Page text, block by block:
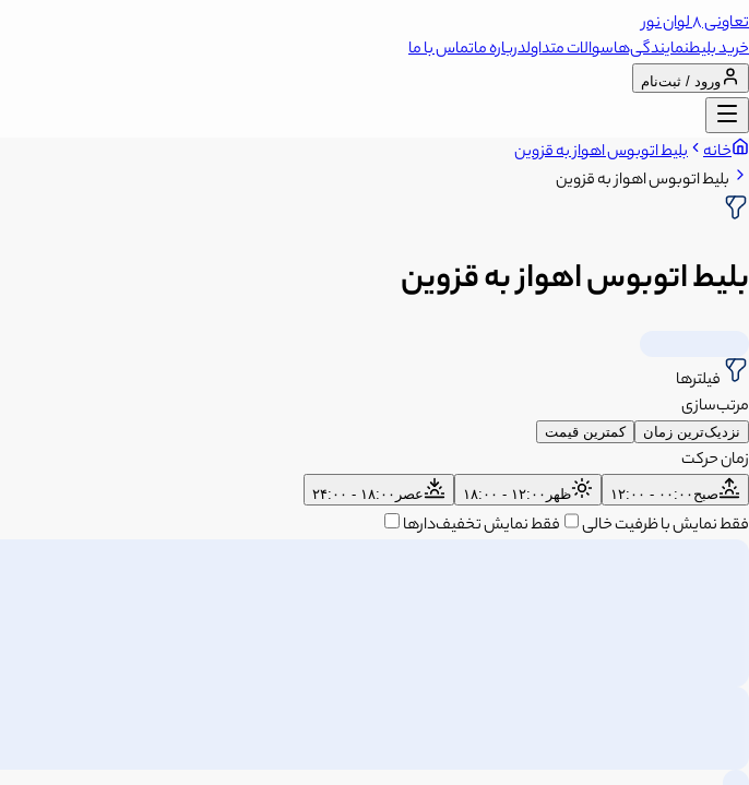
تعاونی 8 لوان نور
خرید بلیطنمایندگی‌هاسوالات متداولدرباره ماتماس با ما
ورود / ثبت‌نام
خانه بلیط اتوبوس اهواز به قزوین
بلیط اتوبوس اهواز به قزوین
بلیط اتوبوس اهواز به قزوین
فیلترها
مرتب‌سازی
نزدیک‌ترین زمان کمترین قیمت
زمان حرکت
صبح ۰۰:۰۰ - ۱۲:۰۰ ظهر ۱۲:۰۰ - ۱۸:۰۰ عصر ۱۸:۰۰ - ۲۴:۰۰
فقط نمایش با ظرفیت خالی فقط نمایش تخفیف‌دارها